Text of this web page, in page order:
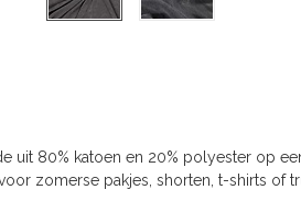
uit 80% katoen en 20% polyester op
zomerse pakjes, shorten, t-shirts of